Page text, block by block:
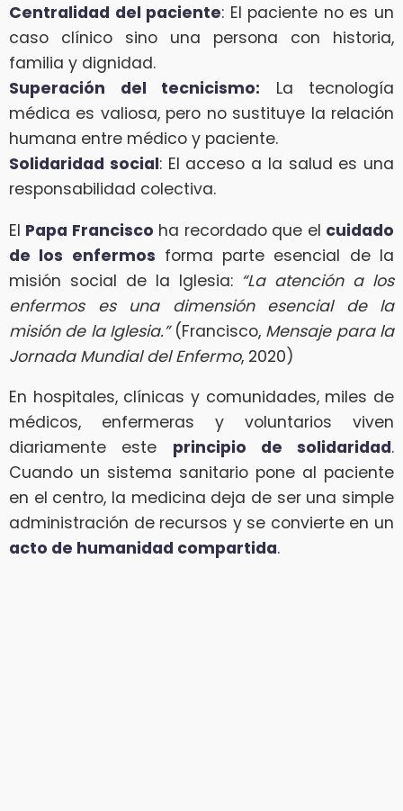
Centralidad del paciente: El paciente no es un
caso clínico sino una persona con historia,
familia y dignidad.
Superación del tecnicismo: La tecnología
médica es valiosa, pero no sustituye la relación
humana entre médico y paciente.
Solidaridad social: El acceso a la salud es una
responsabilidad colectiva.
El Papa Francisco ha recordado que el cuidado
de los enfermos forma parte esencial de la
misión social de la Iglesia: “La atención a los
enfermos es una dimensión esencial de la
misión de la Iglesia.” (Francisco, Mensaje para la
Jornada Mundial del Enfermo, 2020)
En hospitales, clínicas y comunidades, miles de
médicos, enfermeras y voluntarios viven
diariamente este principio de solidaridad.
Cuando un sistema sanitario pone al paciente
en el centro, la medicina deja de ser una simple
administración de recursos y se convierte en un
acto de humanidad compartida.